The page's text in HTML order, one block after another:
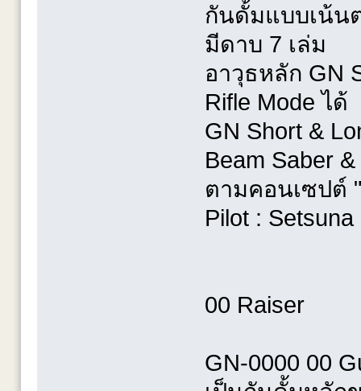
กันดั้มแบบเน้น
มีดาบ 7 เล่ม
อาวุธหลัก GN
Rifle Mode ได้
GN Short &
Beam Saber
ตามคอนเซปต์
Pilot : Setsuna
00 Raiser
GN-0000 00